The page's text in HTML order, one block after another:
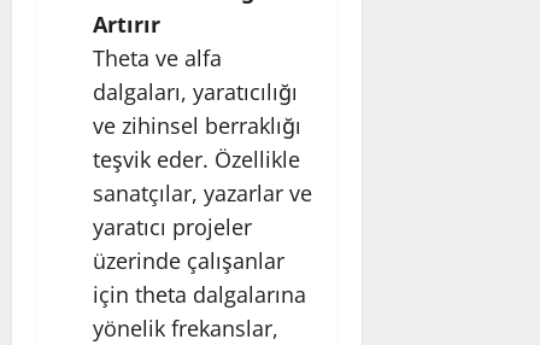
Artırır
Theta ve alfa
dalgaları, yaratıcılığı
ve zihinsel berraklığı
teşvik eder. Özellikle
sanatçılar, yazarlar ve
yaratıcı projeler
üzerinde çalışanlar
için theta dalgalarına
yönelik frekanslar,